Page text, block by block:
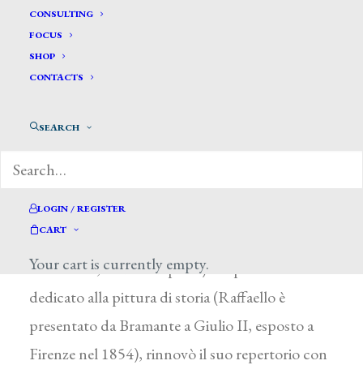
CONSULTING
FOCUS
SHOP
CONTACTS
SEARCH
LOGIN / REGISTER
CART
Your cart is currently empty.
Maffei Dario *
Siena 1830 – dopo il 1879
dal 1851 fu allievo di G. Bezzuoli nel medesimo
istituto (1848, Ritratto di donna, Interno di
monastero, Veduta di paese). Dopo essersi
dedicato alla pittura di storia (Raffaello è
presentato da Bramante a Giulio II, esposto a
Firenze nel 1854), rinnovò il suo repertorio con